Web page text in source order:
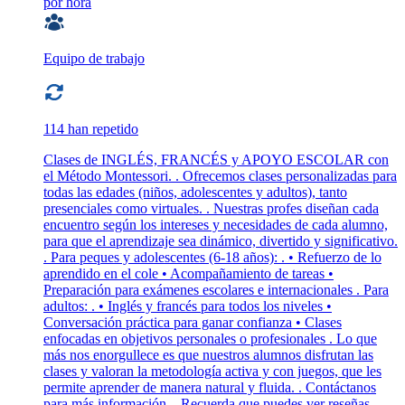
Equipo de trabajo
114 han repetido
Clases de INGLÉS, FRANCÉS y APOYO ESCOLAR con
el Método Montessori. . Ofrecemos clases personalizadas para
todas las edades (niños, adolescentes y adultos), tanto
presenciales como virtuales. . Nuestras profes diseñan cada
encuentro según los intereses y necesidades de cada alumno,
para que el aprendizaje sea dinámico, divertido y significativo.
. Para peques y adolescentes (6-18 años): . • Refuerzo de lo
aprendido en el cole • Acompañamiento de tareas •
Preparación para exámenes escolares e internacionales . Para
adultos: . • Inglés y francés para todos los niveles •
Conversación práctica para ganar confianza • Clases
enfocadas en objetivos personales o profesionales . Lo que
más nos enorgullece es que nuestros alumnos disfrutan las
clases y valoran la metodología activa y con juegos, que les
permite aprender de manera natural y fluida. . Contáctanos